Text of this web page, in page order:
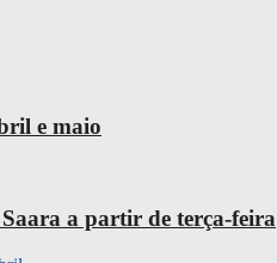
e maio
Saara a partir de terça-feira